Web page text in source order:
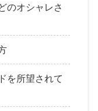
のオシャレさ
を所望されて